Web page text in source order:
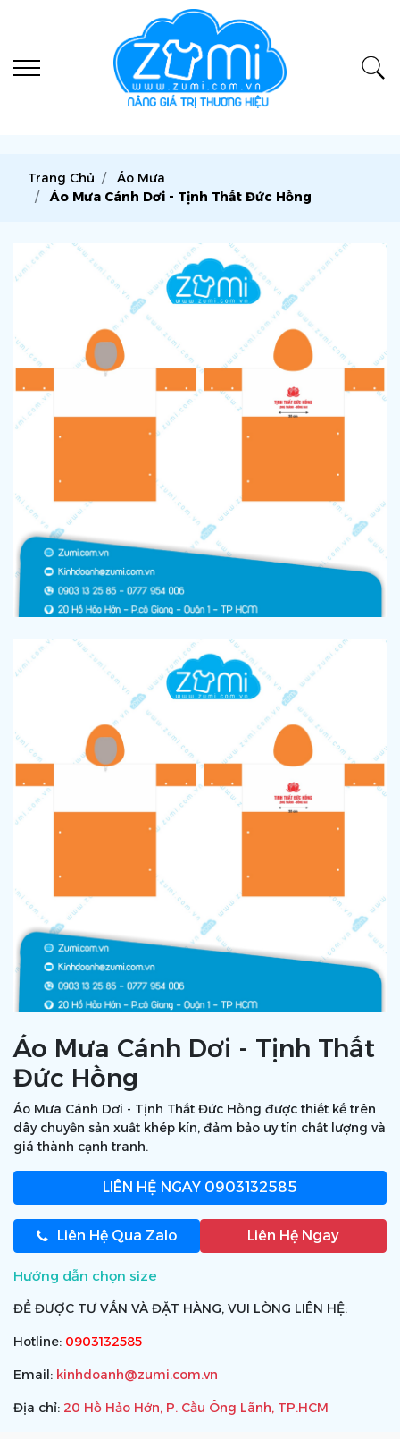
Trang Chủ
Áo Mưa
Áo Mưa Cánh Dơi - Tịnh Thất Đức Hồng
Áo Mưa Cánh Dơi - Tịnh Thất
Đức Hồng
Áo Mưa Cánh Dơi - Tịnh Thất Đức Hồng được thiết kế trên
dây chuyền sản xuất khép kín, đảm bảo uy tín chất lượng và
giá thành cạnh tranh.
LIÊN HỆ NGAY 0903132585
Liên Hệ Qua Zalo Liên Hệ Ngay
Hướng dẫn chọn size
ĐỂ ĐƯỢC TƯ VẤN VÀ ĐẶT HÀNG, VUI LÒNG LIÊN HỆ:
Hotline: 0903132585
Email: kinhdoanh@zumi.com.vn
Địa chỉ: 20 Hồ Hảo Hớn, P. Cầu Ông Lãnh, TP.HCM